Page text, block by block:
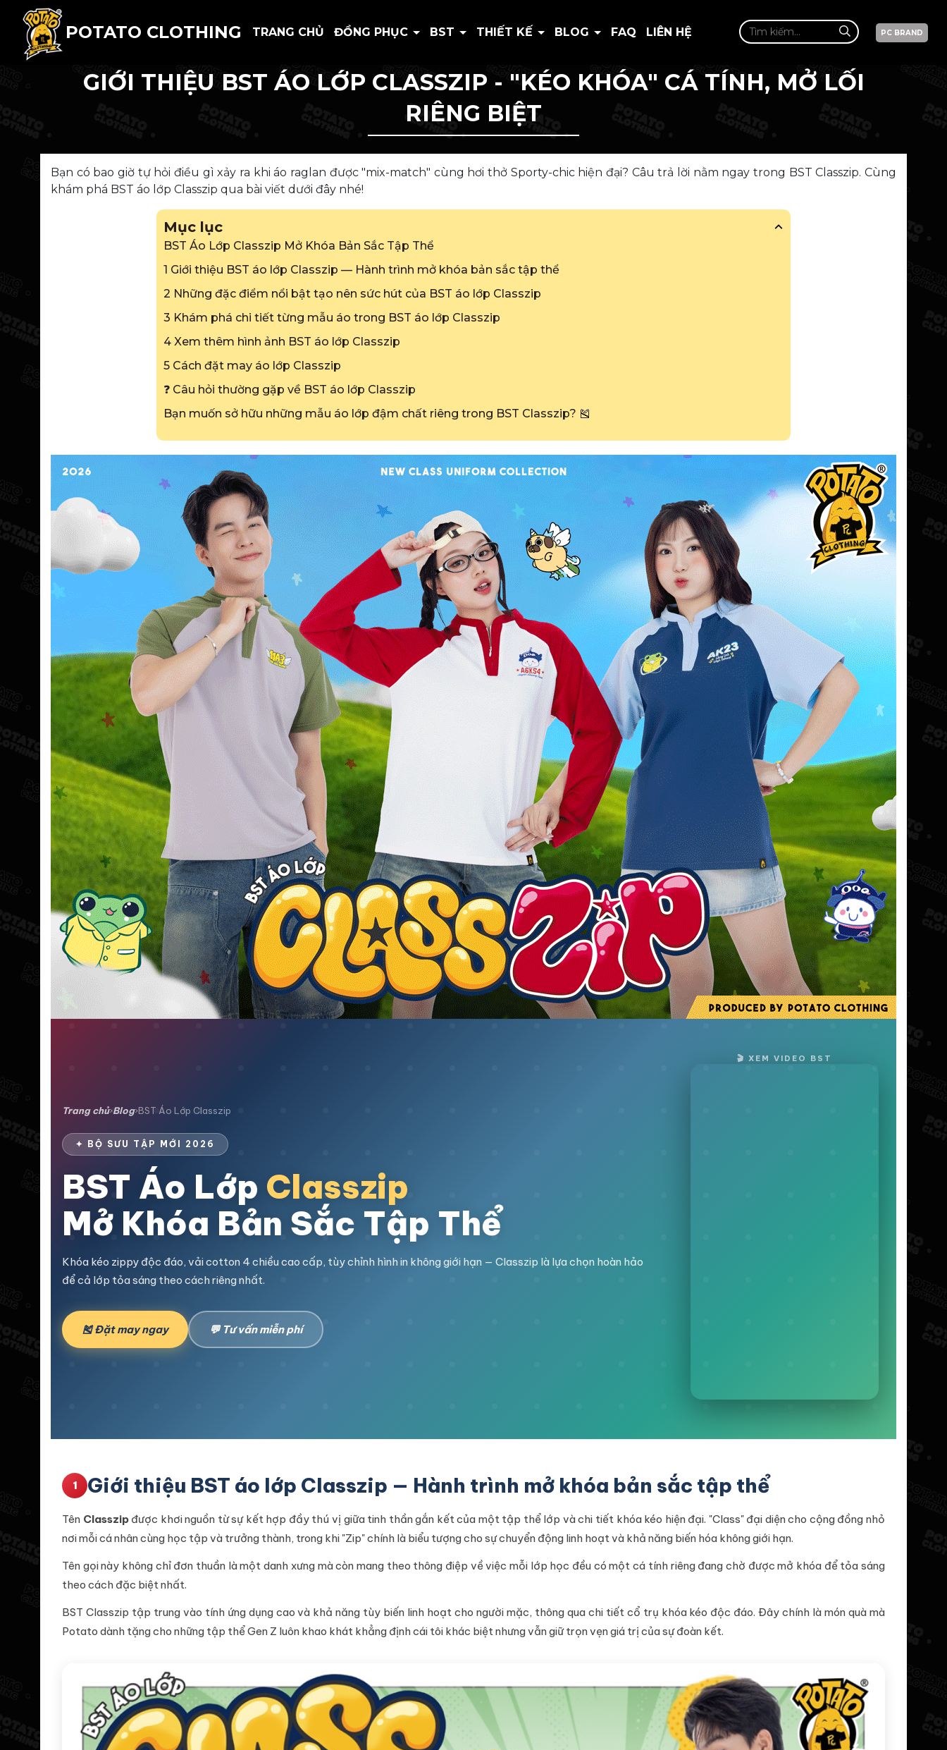
POTATO CLOTHING TRANG CHỦ ĐỒNG PHỤC BST THIẾT KẾ BLOG FAQ LIÊN HỆ PC BRAND
GIỚI THIỆU BST ÁO LỚP CLASSZIP - "KÉO KHÓA" CÁ TÍNH, MỞ LỐI
RIÊNG BIỆT
Bạn có bao giờ tự hỏi điều gì xảy ra khi áo raglan được "mix-match" cùng hơi thở Sporty-chic hiện đại? Câu trả lời nằm ngay trong BST Classzip. Cùng
khám phá BST áo lớp Classzip qua bài viết dưới đây nhé!
Mục lục
BST Áo Lớp Classzip Mở Khóa Bản Sắc Tập Thể
1 Giới thiệu BST áo lớp Classzip — Hành trình mở khóa bản sắc tập thể
2 Những đặc điểm nổi bật tạo nên sức hút của BST áo lớp Classzip
3 Khám phá chi tiết từng mẫu áo trong BST áo lớp Classzip
4 Xem thêm hình ảnh BST áo lớp Classzip
5 Cách đặt may áo lớp Classzip
❓ Câu hỏi thường gặp về BST áo lớp Classzip
Bạn muốn sở hữu những mẫu áo lớp đậm chất riêng trong BST Classzip? 🎽
Trang chủ›Blog›BST Áo Lớp Classzip
✦ BỘ SƯU TẬP MỚI 2026
BST Áo Lớp Classzip
Mở Khóa Bản Sắc Tập Thể
Khóa kéo zippy độc đáo, vải cotton 4 chiều cao cấp, tùy chỉnh hình in không giới hạn — Classzip là lựa chọn hoàn hảo
để cả lớp tỏa sáng theo cách riêng nhất.
🎽 Đặt may ngay 💬 Tư vấn miễn phí
🎬 XEM VIDEO BST
1 Giới thiệu BST áo lớp Classzip — Hành trình mở khóa bản sắc tập thể
Tên Classzipđược khơi nguồn từ sự kết hợp đầy thú vị giữa tinh thần gắn kết của một tập thể lớp và chi tiết khóa kéo hiện đại. "Class" đại diện cho cộng đồng nhỏ
nơi mỗi cá nhân cùng học tập và trưởng thành, trong khi "Zip" chính là biểu tượng cho sự chuyển động linh hoạt và khả năng biến hóa không giới hạn.
Tên gọi này không chỉ đơn thuần là một danh xưng mà còn mang theo thông điệp về việc mỗi lớp học đều có một cá tính riêng đang chờ được mở khóa để tỏa sáng
theo cách đặc biệt nhất.
BST Classzip tập trung vào tính ứng dụng cao và khả năng tùy biến linh hoạt cho người mặc, thông qua chi tiết cổ trụ khóa kéo độc đáo. Đây chính là món quà mà
Potato dành tặng cho những tập thể Gen Z luôn khao khát khẳng định cái tôi khác biệt nhưng vẫn giữ trọn vẹn giá trị của sự đoàn kết.